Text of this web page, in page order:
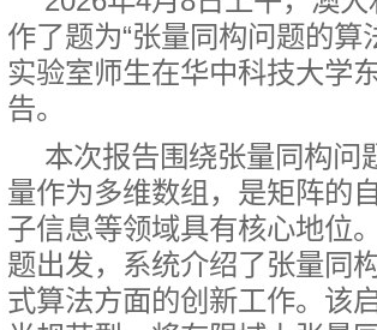
作了题为“张量同构问题的算
实验室师生在华中科技大学
告。
本次报告围绕张量同构问
量作为多维数组，是矩阵的
子信息等领域具有核心地位
题出发，系统介绍了张量同
式算法方面的创新工作。该